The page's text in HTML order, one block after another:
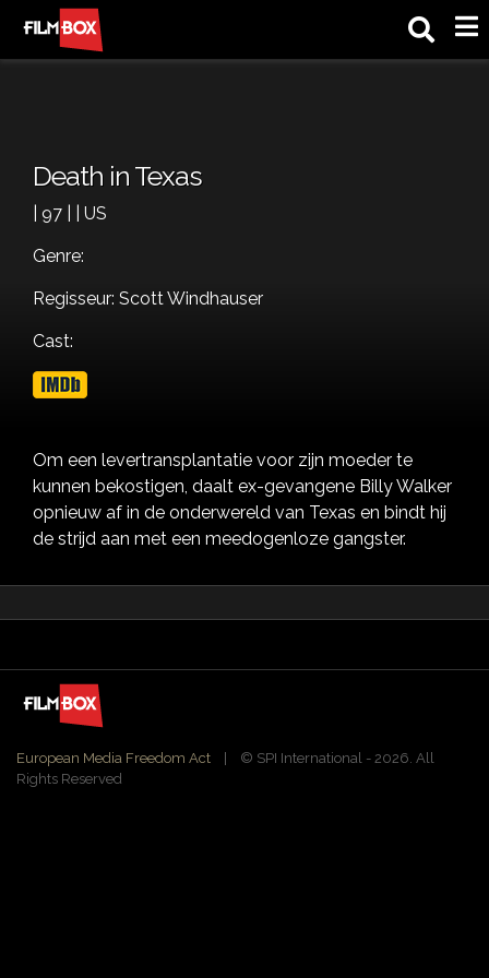
Death in Texas
| 97 | | US
Genre:
Regisseur: Scott Windhauser
Cast:
Om een levertransplantatie voor zijn moeder te
kunnen bekostigen, daalt ex-gevangene Billy Walker
opnieuw af in de onderwereld van Texas en bindt hij
de strijd aan met een meedogenloze gangster.
European Media Freedom Act | ©️ SPI International - 2026. All
Rights Reserved